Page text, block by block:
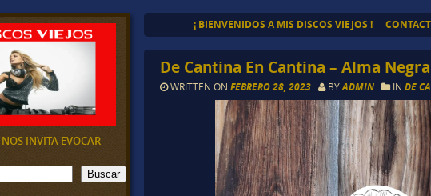
¡ BIENVENIDOS A MIS DISCOS VIEJOS !
De Cantina En Cantina – Alma
WRITTEN ONFEBRERO 28, 2023 BYADMIN INDE
INVITA EVOCAR
Buscar